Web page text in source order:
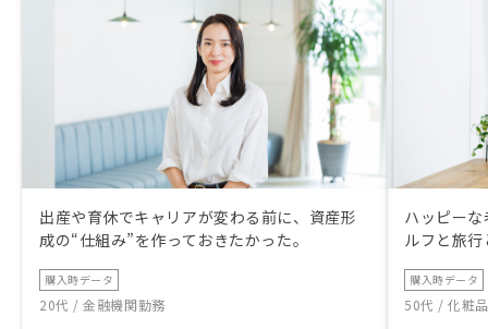
出産や育休でキャリアが変わる前に、資産形
成の“仕組み”を作っておきたかった。
購入時データ
20代 / 金融機関勤務
ハッピー
ルフと旅
購入時データ
50代 / 化粧